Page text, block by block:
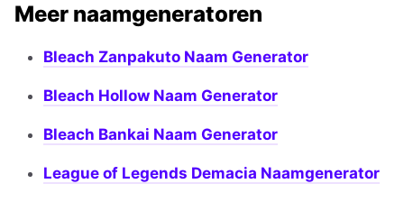
Meer naamgeneratoren
Bleach Zanpakuto Naam Generator
Bleach Hollow Naam Generator
Bleach Bankai Naam Generator
League of Legends Demacia Naamgenerator